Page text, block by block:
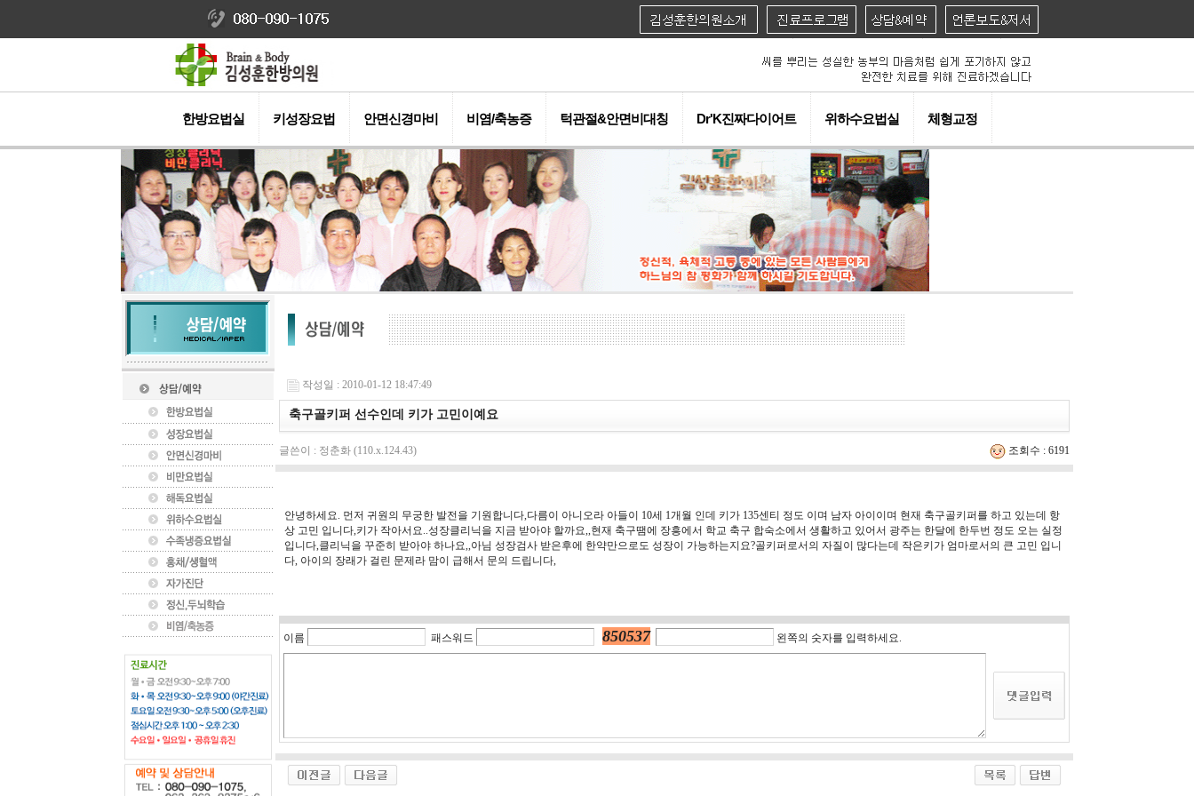
한방요법실 키성장요법 안면신경마비 비염/축농증 턱관절&안면비대칭 Dr'K진짜다이어트 위하수요법실 체형교정
작성일 : 2010-01-12 18:47:49
축구골키퍼 선수인데 키가 고민이예요
글쓴이 : 정춘화 (110.x.124.43) 조회수 : 6191
안녕하세요. 먼저 귀원의 무궁한 발전을 기원합니다,다름이 아니오라 아들이 10세 1개월 인데 키가 135센티 정도 이며 남자 아이이며 현재 축구골키퍼를 하고 있는데 항
상 고민 입니다,키가 작아서요..성장클리닉을 지금 받아야 할까요,,현재 축구땜에 장흥에서 학교 축구 합숙소에서 생활하고 있어서 광주는 한달에 한두번 정도 오는 실정
입니다,클리닉을 꾸준히 받아야 하나요,,아님 성장검사 받은후에 한약만으로도 성장이 가능하는지요?골키퍼로서의 자질이 많다는데 작은키가 엄마로서의 큰 고민 입니
다, 아이의 장래가 걸린 문제라 맘이 급해서 문의 드립니다,
이름 패스워드 850537 왼쪽의 숫자를 입력하세요.